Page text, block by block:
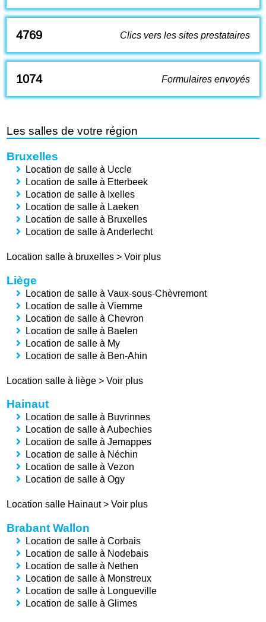
4769 Clics vers les sites prestataires
1074 Formulaires envoyés
Les salles de votre région
Bruxelles
Location de salle à Uccle
Location de salle à Etterbeek
Location de salle à Ixelles
Location de salle à Laeken
Location de salle à Bruxelles
Location de salle à Anderlecht
Location salle à bruxelles>Voir plus
Liège
Location de salle à Vaux-sous-Chèvremont
Location de salle à Viemme
Location de salle à Chevron
Location de salle à Baelen
Location de salle à My
Location de salle à Ben-Ahin
Location salle à liège>Voir plus
Hainaut
Location de salle à Buvrinnes
Location de salle à Aubechies
Location de salle à Jemappes
Location de salle à Néchin
Location de salle à Vezon
Location de salle à Ogy
Location salle Hainaut>Voir plus
Brabant Wallon
Location de salle à Corbais
Location de salle à Nodebais
Location de salle à Nethen
Location de salle à Monstreux
Location de salle à Longueville
Location de salle à Glimes